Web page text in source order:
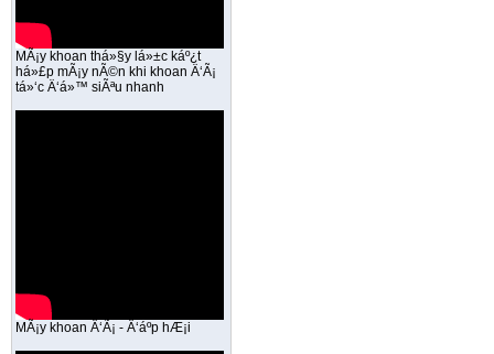
MÃ¡y khoan thá»§y lá»±c káº¿t
há»£p mÃ¡y nÃ©n khi khoan Ä‘Ã¡
tá»‘c Ä‘á»™ siÃªu nhanh
MÃ¡y khoan Ä‘Ã¡ - Ä‘áº­p hÆ¡i